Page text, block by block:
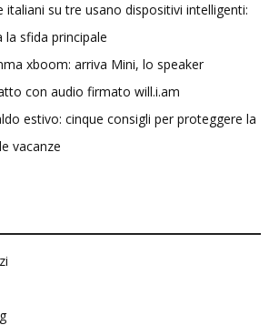
italiani su tre usano dispositivi intelligenti:
la sfida principale
xboom: arriva Mini, lo speaker
con audio firmato will.i.am
estivo: cinque consigli per proteggere la
vacanze